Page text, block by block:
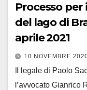
Processo
del lago di
aprile 2021
10 NOVEMBRE
Il legale di Paolo
l’avvocato Gianrico